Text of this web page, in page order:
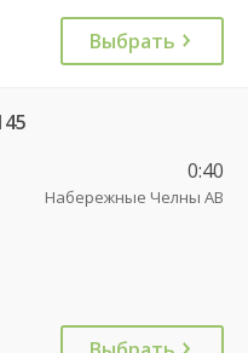
Выбрать
0:40
Набережные Челны АВ